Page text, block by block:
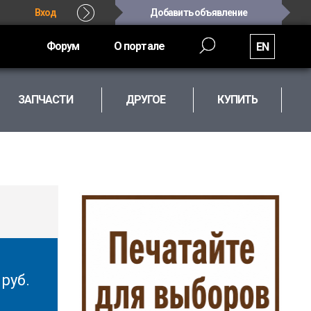
Вход Добавить объявление
Форум О портале EN
ЗАПЧАСТИ ДРУГОЕ КУПИТЬ
руб.